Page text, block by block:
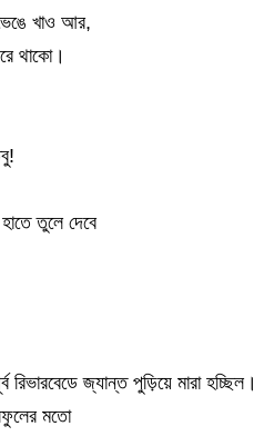
খাও আর,
থাকো।
তুলে দেবে
জ্যান্ত পুড়িয়ে মারা হচ্ছিল।
মতো